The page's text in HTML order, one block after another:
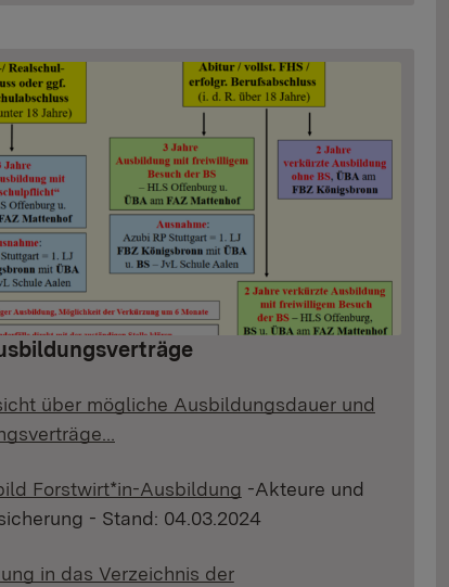
über mögliche Ausbildungsdauer und
Forstwirt*in-Ausbildung -Akteure und
- Stand: 04.03.2024
in das Verzeichnis der